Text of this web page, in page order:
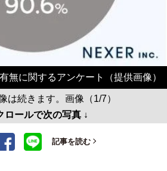
無に関するアンケート（提供画像）
は続きます。画像（1/7）
ロールで次の写真 ↓
記事を読む